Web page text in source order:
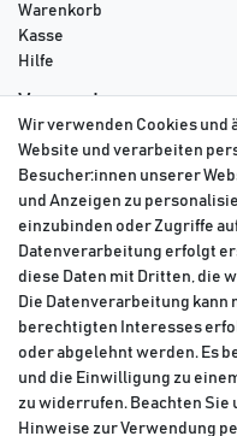
Warenkorb
Kasse
Hilfe
Versand
DPD
GLS
DHL
Wir verwenden Cookies und
Website und verarbeiten
Besucher:innen unserer
und Anzeigen zu
einzubinden oder Zugriffe
Datenverarbeitung erfolgt
diese Daten mit Dritten, die
Die Datenverarbeitung
berechtigten Interesses
oder abgelehnt werden. Es
und die Einwilligung zu
zu widerrufen. Beachten Sie
Hinweise zur Verwendung